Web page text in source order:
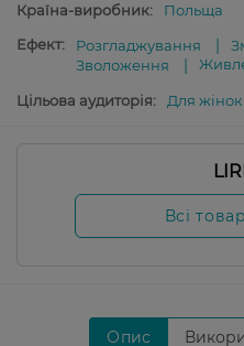
Країна-виробник:
Польща
Ефект:
Розгладжування
Зволоження
Цільова аудиторія: Для жінок
Всі
Опис